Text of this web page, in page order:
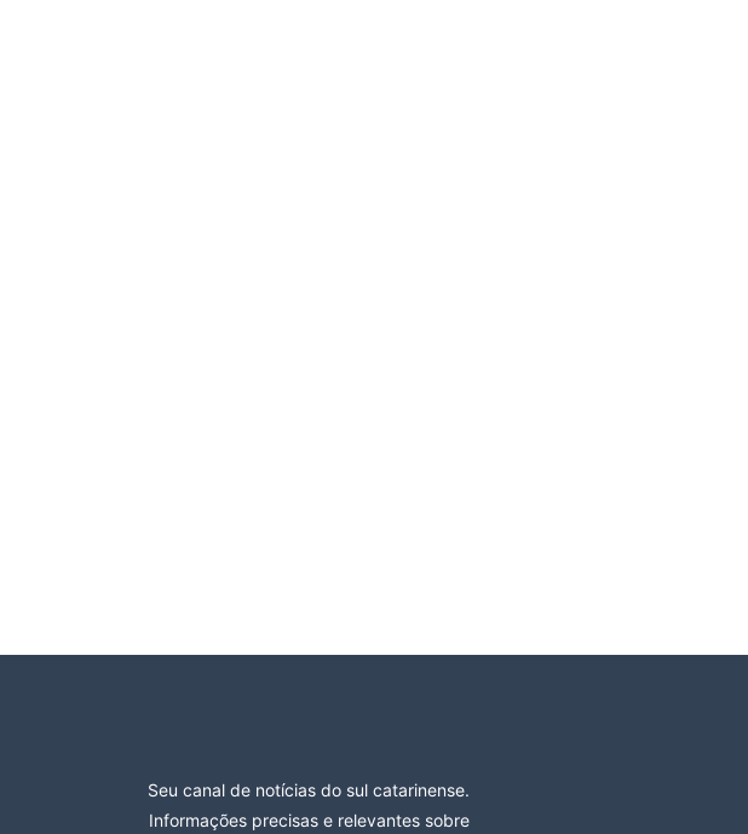
Seu canal de notícias do sul catarinense.
Informações precisas e relevantes sobre